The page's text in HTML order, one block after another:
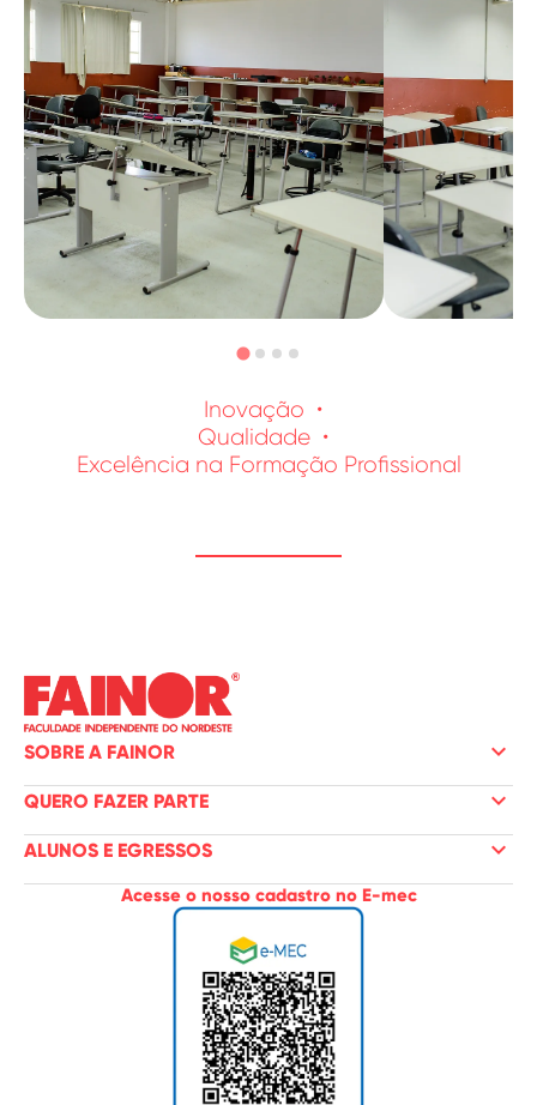
Inovação
Qualidade
Excelência na Formação Profissional
SOBRE A FAINOR keyboard_arrow_down
QUERO FAZER PARTE keyboard_arrow_down
ALUNOS E EGRESSOS keyboard_arrow_down
Acesse o nosso cadastro no E-mec